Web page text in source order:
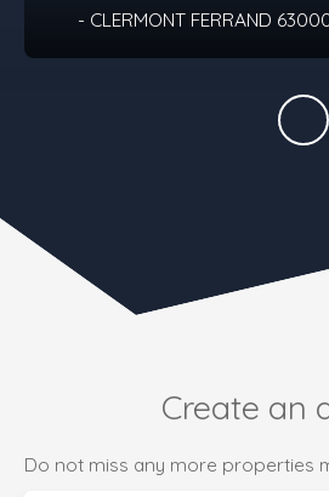
- CLERMONT FERRAND
Create an
Do not miss any more properties